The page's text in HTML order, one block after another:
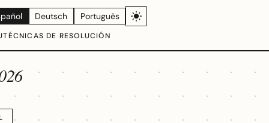
Deutsch Português
TÉCNICAS DE RESOLUCIÓN